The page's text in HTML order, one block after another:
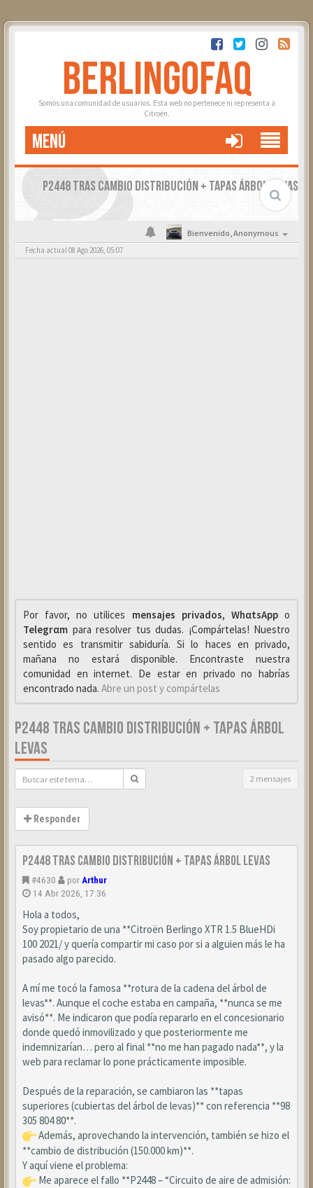
BERLINGOFAQ
Somos una comunidad de usuarios. Esta web no pertenece ni representa a
Citroën.
MENÚ
P2448 TRAS CAMBIO DISTRIBUCIÓN + TAPAS ÁRBOL LEVAS
Bienvenido,Anonymous
Fecha actual 08 Ago 2026, 05:07
Por favor, no utilices mensajes privados, WhαtsAppo
Telegrαm para resolver tus dudas. ¡Compártelas! Nuestro
sentido es transmitir sabiduría. Si lo haces en privado,
mañana no estará disponible. Encontraste nuestra
comunidad en internet. De estar en privado no habrías
encontrado nada. Abre un post y compártelas
P2448 TRAS CAMBIO DISTRIBUCIÓN + TAPAS ÁRBOL
LEVAS
2 mensajes
Responder
P2448 tras cambio distribución + tapas árbol levas
#4630 por Arthur
14 Abr 2026, 17:36
Hola a todos,
Soy propietario de una **Citroën Berlingo XTR 1.5 BlueHDi
100 2021/ y quería compartir mi caso por si a alguien más le ha
pasado algo parecido.
A mí me tocó la famosa **rotura de la cadena del árbol de
levas**. Aunque el coche estaba en campaña, **nunca se me
avisó**. Me indicaron que podía repararlo en el concesionario
donde quedó inmovilizado y que posteriormente me
indemnizarían… pero al final **no me han pagado nada**, y la
web para reclamar lo pone prácticamente imposible.
Después de la reparación, se cambiaron las **tapas
superiores (cubiertas del árbol de levas)** con referencia **98
305 804 80**.
Además, aprovechando la intervención, también se hizo el
**cambio de distribución (150.000 km)**.
Y aquí viene el problema:
Me aparece el fallo **P2448 – “Circuito de aire de admisión: